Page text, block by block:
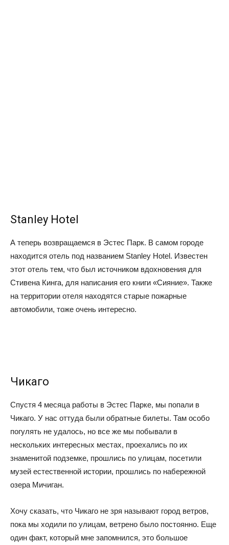
Stanley Hotel
А теперь возвращаемся в Эстес Парк. В самом городе
находится отель под названием Stanley Hotel. Известен
этот отель тем, что был источником вдохновения для
Стивена Кинга, для написания его книги «Сияние». Также
на территории отеля находятся старые пожарные
автомобили, тоже очень интересно.
Чикаго
Спустя 4 месяца работы в Эстес Парке, мы попали в
Чикаго. У нас оттуда были обратные билеты. Там особо
погулять не удалось, но все же мы побывали в
нескольких интересных местах, проехались по их
знаменитой подземке, прошлись по улицам, посетили
музей естественной истории, прошлись по набережной
озера Мичиган.
Хочу сказать, что Чикаго не зря называют город ветров,
пока мы ходили по улицам, ветрено было постоянно. Еще
один факт, который мне запомнился, это большое